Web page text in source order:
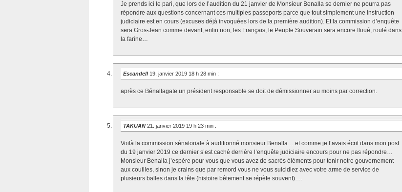
Je prends ici le pari, que lors de l’audition du 21 janvier de Monsieur Benalla se dernier ne pourra pas
répondre aux questions concernant ces multiples passeports parce que tout simplement une instruction
judiciaire est en cours (excuses déjà invoquées lors de la première audition). Et la commission d’enquête
sera Gros-Jean comme devant, enfin non, les Français, le Peuple Souverain sera encore floué, roulé dans
la farine…
Escandell 19. janvier 2019 18 h 28 min :
après ce Bénallagate un président responsable se doit de démissionner au moins par correction.
TAKUAN 21. janvier 2019 19 h 23 min :
Voilà la commission sénatoriale à auditionné monsieur Benalla….et comme je l’avais écrit dans mon post
du 19 janvier 2019 ce dernier s’est caché derrière l’enquête judiciaire encours pour ne pas répondre…
Monsieur Benalla j’espère pour vous que vous avez de sacrés éléments pour tenir notre gouvernement
aux couilles, sinon je crains que par remord vous ne vous suicidiez avec votre arme de service de
plusieurs balles dans la tête (histoire bêtement se répète souvent)….